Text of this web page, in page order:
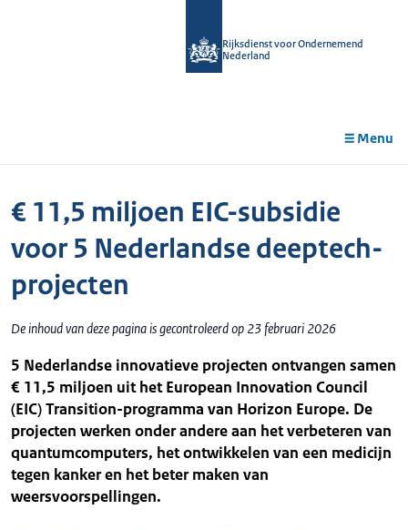
Rijksdienst voor Ondernemend
Nederland
Menu
€ 11,5 miljoen EIC-subsidie
voor 5 Nederlandse deeptech-
projecten
De inhoud van deze pagina is gecontroleerd op 23 februari 2026
5 Nederlandse innovatieve projecten ontvangen samen
€ 11,5 miljoen uit het European Innovation Council
(EIC) Transition-programma van Horizon Europe. De
projecten werken onder andere aan het verbeteren van
quantumcomputers, het ontwikkelen van een medicijn
tegen kanker en het beter maken van
weersvoorspellingen.